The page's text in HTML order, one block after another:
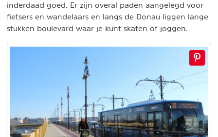
inderdaad goed. Er zijn overal paden aangelegd voor
fietsers en wandelaars en langs de Donau liggen lange
stukken boulevard waar je kunt skaten of joggen.